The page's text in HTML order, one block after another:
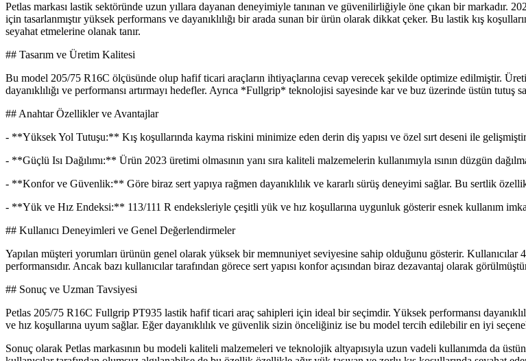
Petlas markası lastik sektöründe uzun yıllara dayanan deneyimiyle tanınan ve güvenilirliğiyle öne çıkan bir
için tasarlanmıştır yüksek performans ve dayanıklılığı bir arada sunan bir ürün olarak dikkat çeker. Bu lastik kış
seyahat etmelerine olanak tanır.
## Tasarım ve Üretim Kalitesi
Bu model 205/75 R16C ölçüsünde olup hafif ticari araçların ihtiyaçlarına cevap verecek şekilde optimize edilmiştir.
dayanıklılığı ve performansı artırmayı hedefler. Ayrıca *Fullgrip* teknolojisi sayesinde kar ve buz üzerinde üstün tutuş
## Anahtar Özellikler ve Avantajlar
- **Yüksek Yol Tutuşu:** Kış koşullarında kayma riskini minimize eden derin diş yapısı ve özel sırt deseni ile
- **Güçlü Isı Dağılımı:** Ürün 2023 üretimi olmasının yanı sıra kaliteli malzemelerin kullanımıyla ısının düzgün
- **Konfor ve Güvenlik:** Göre biraz sert yapıya rağmen dayanıklılık ve kararlı sürüş deneyimi sağlar. Bu sertlik
- **Yük ve Hız Endeksi:** 113/111 R endeksleriyle çeşitli yük ve hız koşullarına uygunluk gösterir esnek kullanım
## Kullanıcı Deneyimleri ve Genel Değerlendirmeler
Yapılan müşteri yorumları ürünün genel olarak yüksek bir memnuniyet seviyesine sahip olduğunu gösterir.
performansıdır. Ancak bazı kullanıcılar tarafından görece sert yapısı konfor açısından biraz dezavantaj olarak
## Sonuç ve Uzman Tavsiyesi
Petlas 205/75 R16C Fullgrip PT935 lastik hafif ticari araç sahipleri için ideal bir seçimdir. Yüksek performansı
ve hız koşullarına uyum sağlar. Eğer dayanıklılık ve güvenlik sizin önceliğiniz ise bu model tercih edilebilir en iyi
Sonuç olarak Petlas markasının bu modeli kaliteli malzemeleri ve teknolojik altyapısıyla uzun vadeli kullanımda da